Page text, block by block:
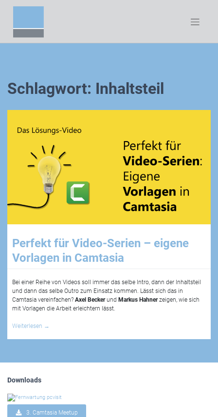
Schlagwort: Inhaltsteil
Perfekt für Video-Serien – eigene
Vorlagen in Camtasia
Bei einer Reihe von Videos soll immer das selbe Intro, dann der Inhaltsteil
und dann das selbe Outro zum Einsatz kommen. Lässt sich das in
Camtasia vereinfachen? Axel Beckerund Markus Hahnerzeigen, wie sich
mit Vorlagen die Arbeit erleichtern lässt.
Weiterlesen →
Downloads
3. Camtasia Meetup